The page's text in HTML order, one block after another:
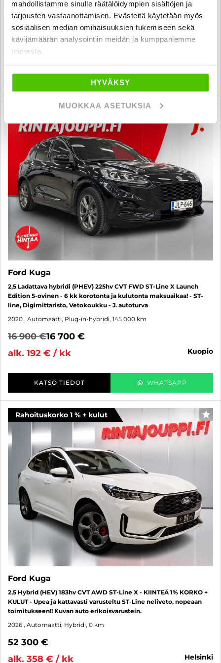
mahdollistamme sinulle räätälöidympien sisältöjen ja
tarjousten vastaanottamisen. Evästeitä käytetään myös
sosiaalisen median ominaisuuksien tukemiseen sekä
kävijämäärän analysointiin meidän ja kumppaniemme
toimesta.
HYVÄKSY
MUOKKAA ASETUKSIA
2022 , Automaatti, Hybridi, 139 000 km
26 800 €
alk. 274 € / kk
6 kk korotonta ja kulutonta
Ford Kuga
2,5 Ladattava hybridi (PHEV) 225hv CVT FWD ST-Line X Launch
Edition 5-ovinen - 6 kk korotonta ja kulutonta maksuaikaa! - ST-
line, Digimittaristo, Vetokoukku - J. autoturva
2020 , Automaatti, Plug-in-hybridi, 145 000 km
16 900 €16 700 €
alk. 192 € / kk
kuopio
KATSO TIEDOT WHATSAPP
Rahoituskorko 1 % + kulut
Ford Kuga
2,5 Hybrid (HEV) 183hv CVT AWD ST-Line X - KIINTEÄ 1% KORKO +
KULUT - Upea ja kattavasti varusteltu ST-Line neliveto, nopeaan
toimitukseen!! Kuvan auto erikoisvarustein.
2026 , Automaatti, Hybridi, 0 km
52 300 €
alk. 358 € / kk
helsinki